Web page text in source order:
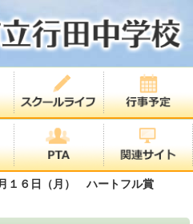
１６日（月） ハートフル賞